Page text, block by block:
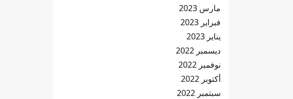
مارس 2023
فبراير 2023
يناير 2023
ديسمبر 2022
نوفمبر 2022
أكتوبر 2022
سبتمبر 2022